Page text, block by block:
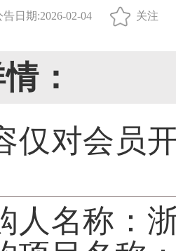
告日期:2026-02-04 关注
：
仅对会员
人名称：